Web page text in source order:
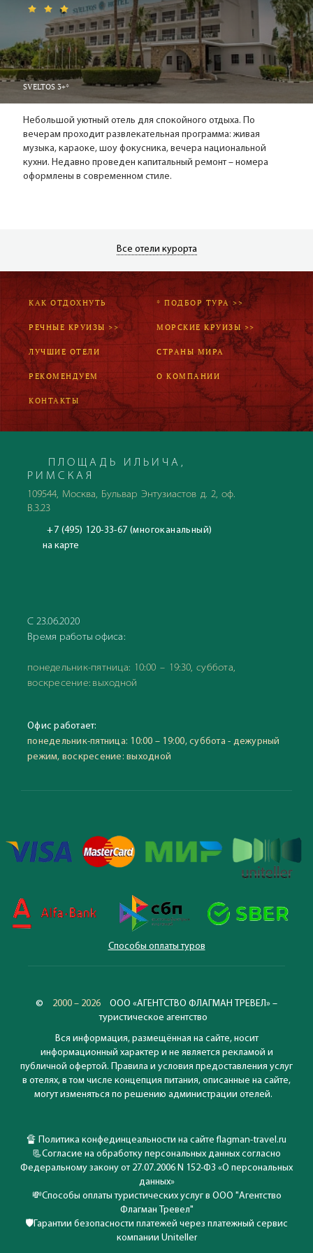
SVELTOS 3+*
Небольшой уютный отель для спокойного отдыха. По
вечерам проходит развлекательная программа: живая
музыка, караоке, шоу фокусника, вечера национальной
кухни. Недавно проведен капитальный ремонт – номера
оформлены в современном стиле.
Все отели курорта
КАК ОТДОХНУТЬ * ПОДБОР ТУРА >>
РЕЧНЫЕ КРУИЗЫ >> МОРСКИЕ КРУИЗЫ >>
ЛУЧШИЕ ОТЕЛИ СТРАНЫ МИРА
РЕКОМЕНДУЕМ О КОМПАНИИ
КОНТАКТЫ
ПЛОЩАДЬ ИЛЬИЧА,
РИМСКАЯ
109544, Москва, Бульвар Энтузиастов д. 2, оф.
В.3.23
+7 (495) 120-33-67 (многоканальный)
на карте
С 23.06.2020
Время работы офиса:
понедельник-пятница: 10:00 – 19:30, суббота,
воскресение: выходной
Офис работает:
понедельник-пятница: 10:00 – 19:00, суббота - дежурный
режим, воскресение: выходной
Способы оплаты туров
© 2000 – 2026
ООО «АГЕНТСТВО ФЛАГМАН ТРЕВЕЛ» –
туристическое агентство
Вся информация, размещённая на сайте, носит
информационный характер и не является рекламой и
публичной офертой. Правила и условия предоставления услуг
в отелях, в том числе концепция питания, описанные на сайте,
могут изменяться по решению администрации отелей.
🔏 Политика конфединцеальности на сайте flagman-travel.ru
📃Согласие на обработку персональных данных согласно
Федеральному закону от 27.07.2006 N 152-ФЗ «О персональных
данных»
💸Способы оплаты туристических услуг в ООО "Агентство
Флагман Тревел"
🛡️Гарантии безопасности платежей через платежный сервис
компании Uniteller